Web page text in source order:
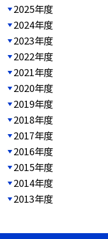
2025年度
2024年度
2023年度
2022年度
2021年度
2020年度
2019年度
2018年度
2017年度
2016年度
2015年度
2014年度
2013年度